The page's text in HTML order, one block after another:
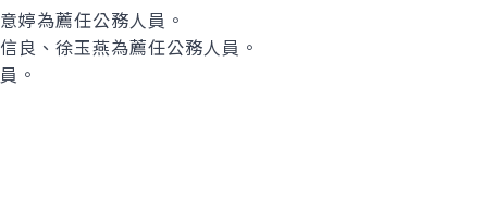
婷為薦任公務人員。
良、徐玉燕為薦任公務人員。
。